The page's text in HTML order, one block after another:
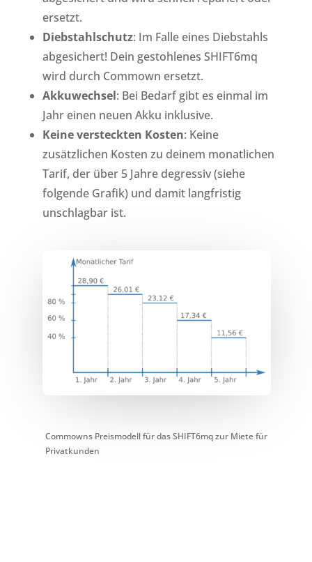
ersetzt.
Diebstahlschutz: Im Falle eines Diebstahls
abgesichert! Dein gestohlenes SHIFT6mq
wird durch Commown ersetzt.
Akkuwechsel: Bei Bedarf gibt es einmal im
Jahr einen neuen Akku inklusive.
Keine versteckten Kosten: Keine
zusätzlichen Kosten zu deinem monatlichen
Tarif, der über 5 Jahre degressiv (siehe
folgende Grafik) und damit langfristig
unschlagbar ist.
Commowns Preismodell für das SHIFT6mq zur Miete für
Privatkunden